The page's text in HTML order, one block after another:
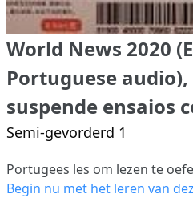
World News 2020
Portuguese
suspende ensaios
Semi-gevorderd 1
Portugees les om lezen te
Begin nu met het leren van